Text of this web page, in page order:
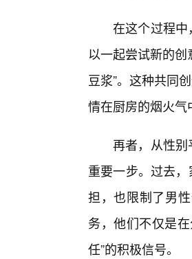
在这个过程
以一起尝试新的
豆浆”。这种共同
情在厨房的烟火气
再者，从性
重要一步。过去
担，也限制了男
务，他们不仅是
任”的积极信号。